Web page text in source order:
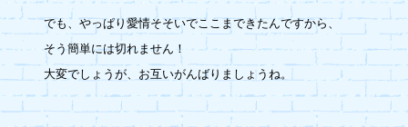
でも、やっぱり愛情そそいでここまできたんですから、
そう簡単には切れません！
大変でしょうが、お互いがんばりましょうね。